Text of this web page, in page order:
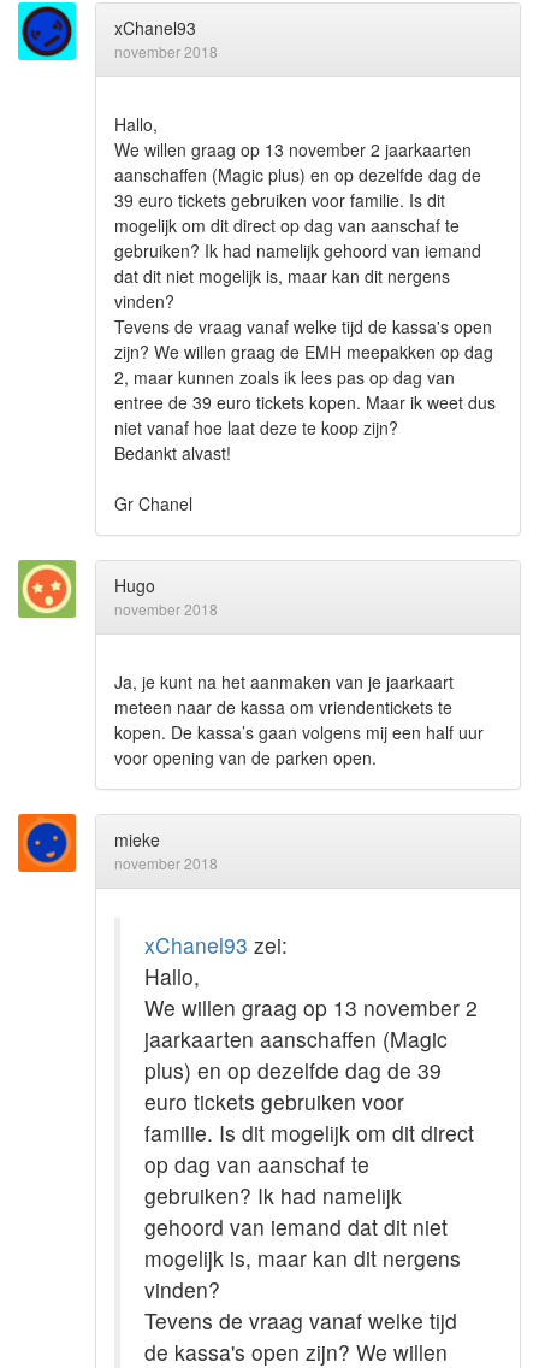
xChanel93
november 2018
Hallo,
We willen graag op 13 november 2 jaarkaarten
aanschaffen (Magic plus) en op dezelfde dag de
39 euro tickets gebruiken voor familie. Is dit
mogelijk om dit direct op dag van aanschaf te
gebruiken? Ik had namelijk gehoord van iemand
dat dit niet mogelijk is, maar kan dit nergens
vinden?
Tevens de vraag vanaf welke tijd de kassa's open
zijn? We willen graag de EMH meepakken op dag
2, maar kunnen zoals ik lees pas op dag van
entree de 39 euro tickets kopen. Maar ik weet dus
niet vanaf hoe laat deze te koop zijn?
Bedankt alvast!
Gr Chanel
Hugo
november 2018
Ja, je kunt na het aanmaken van je jaarkaart
meteen naar de kassa om vriendentickets te
kopen. De kassa’s gaan volgens mij een half uur
voor opening van de parken open.
mieke
november 2018
xChanel93 zei:
Hallo,
We willen graag op 13 november 2
jaarkaarten aanschaffen (Magic
plus) en op dezelfde dag de 39
euro tickets gebruiken voor
familie. Is dit mogelijk om dit direct
op dag van aanschaf te
gebruiken? Ik had namelijk
gehoord van iemand dat dit niet
mogelijk is, maar kan dit nergens
vinden?
Tevens de vraag vanaf welke tijd
de kassa's open zijn? We willen